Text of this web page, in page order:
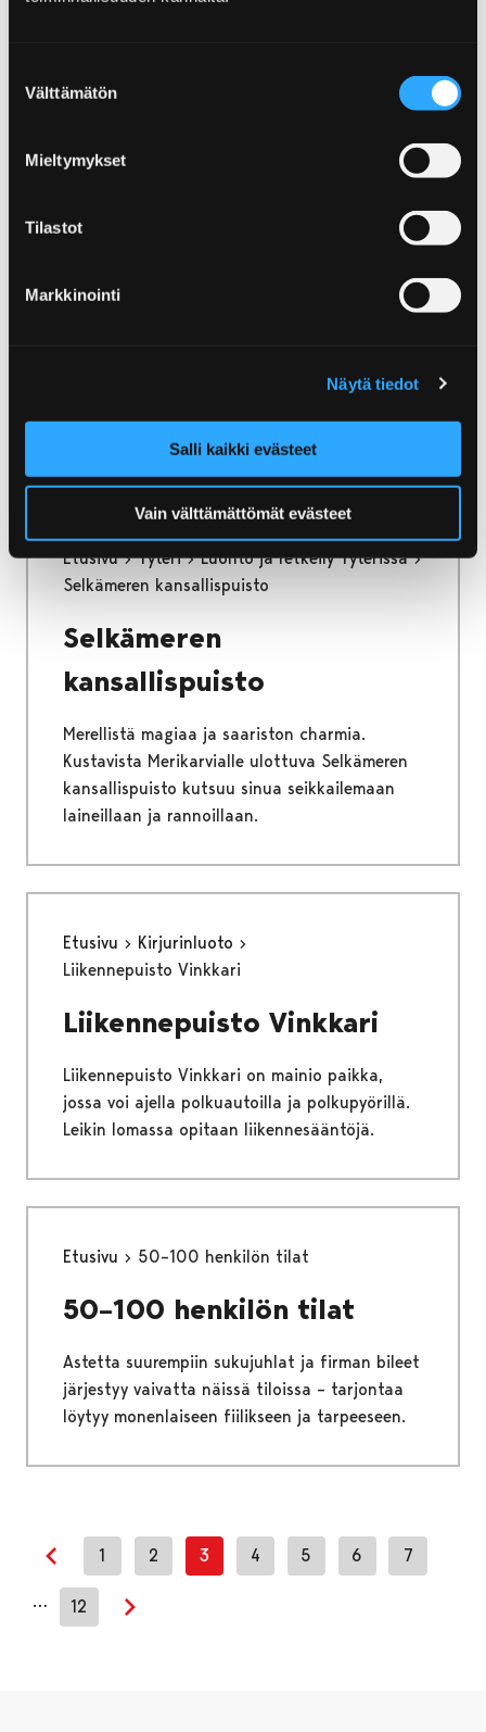
valinta
Välttämätön
Mieltymykset
Tilastot
Markkinointi
Näytä tiedot
Salli kaikki evästeet
Vain välttämättömät evästeet
Kulje Alvar Aallon jalanjäljissä
Kulje Alvar Aallon
Aallon työhön ja kädenjälkeen pääsee
Etusivu Yyteri
Luonto ja retkeily Yyterissä
Selkämeren kansallispuisto
Selkämeren
kansallispuisto
Merellistä magiaa ja saariston charmia.
Kustavista Merikarvialle ulottuva Selkämeren
kansallispuisto kutsuu sinua seikkailemaan
laineillaan ja rannoillaan.
Etusivu
Kirjurinluoto
Liikennepuisto Vinkkari
Liikennepuisto Vinkkari
Liikennepuisto Vinkkari on mainio paikka,
jossa voi ajella polkuautoilla ja polkupyörillä.
Leikin lomassa opitaan liikennesääntöjä.
Etusivu 50–100 henkilön tilat
50–100 henkilön tilat
Astetta suurempiin sukujuhlat ja firman bileet
järjestyy vaivatta näissä tiloissa – tarjontaa
löytyy monenlaiseen fiilikseen ja tarpeeseen.
Previous page
1 2 3 4 5 6 7
… 12